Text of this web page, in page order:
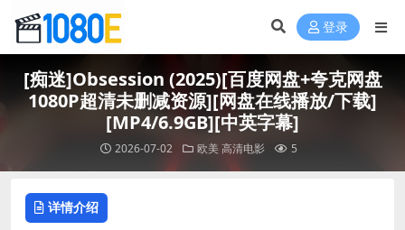
登录
[痴迷]Obsession (2025)[百度网盘+夸克网盘
1080P超清未删减资源][网盘在线播放/下载]
[MP4/6.9GB][中英字幕]
2026-07-02 欧美高清电影 5
详情介绍